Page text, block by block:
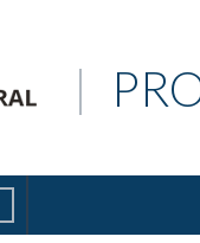
|